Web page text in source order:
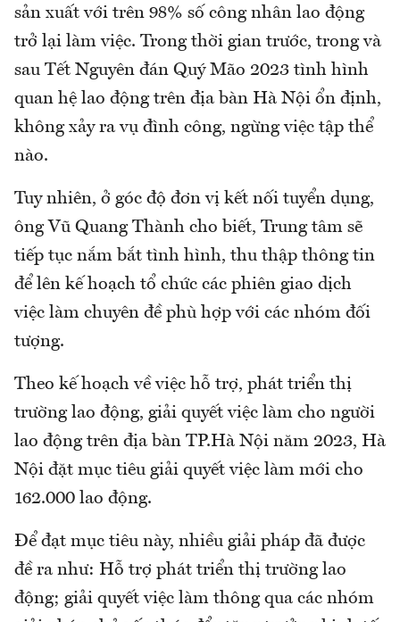
sản xuất với trên 98% số công nhân lao động
trở lại làm việc. Trong thời gian trước, trong và
sau Tết Nguyên đán Quý Mão 2023 tình hình
quan hệ lao động trên địa bàn Hà Nội ổn định,
không xảy ra vụ đình công, ngừng việc tập thể
nào.
Tuy nhiên, ở góc độ đơn vị kết nối tuyển dụng,
ông Vũ Quang Thành cho biết, Trung tâm sẽ
tiếp tục nắm bắt tình hình, thu thập thông tin
để lên kế hoạch tổ chức các phiên giao dịch
việc làm chuyên đề phù hợp với các nhóm đối
tượng.
Theo kế hoạch về việc hỗ trợ, phát triển thị
trường lao động, giải quyết việc làm cho người
lao động trên địa bàn TP.Hà Nội năm 2023, Hà
Nội đặt mục tiêu giải quyết việc làm mới cho
162.000 lao động.
Để đạt mục tiêu này, nhiều giải pháp đã được
đề ra như: Hỗ trợ phát triển thị trường lao
động; giải quyết việc làm thông qua các nhóm